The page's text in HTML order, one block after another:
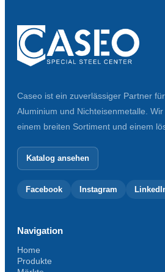
Caseo ist ein zuverlässiger Partner
Aluminium und Nichteisenmetalle.
einem breiten Sortiment und einem
Katalog ansehen
Facebook Instagram
Navigation
Home
Produkte